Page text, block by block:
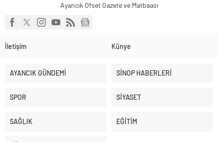
Ayancık Ofset Gazete ve Matbaası
İletişim Künye
AYANCIK GÜNDEMİ SİNOP HABERLERİ
SPOR SİYASET
SAĞLIK EĞİTİM